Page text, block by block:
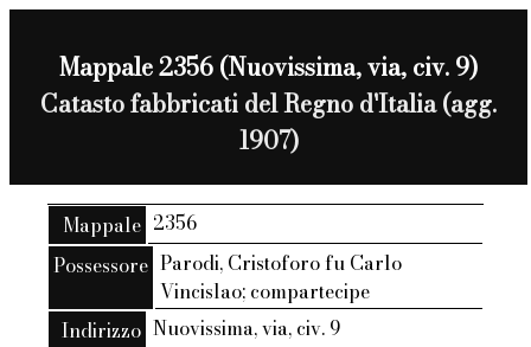
Mappale 2356 (Nuovissima, via, civ. 9)
Catasto fabbricati del Regno d'Italia (agg.
1907)
Mappale 2356
Possessore Parodi, Cristoforo fu Carlo
Vincislao; compartecipe
Indirizzo Nuovissima, via, civ. 9